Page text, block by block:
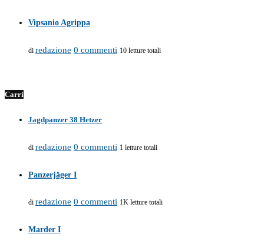
Vipsanio Agrippa
di redazione 0 commenti 10 letture totali
Carri
Jagdpanzer 38 Hetzer
di redazione 0 commenti 1 letture totali
Panzerjäger I
di redazione 0 commenti 1K letture totali
Marder I